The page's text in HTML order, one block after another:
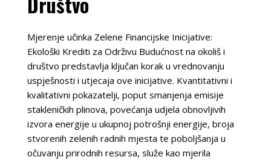
Mjerenje učinka Zelene Financijske Inicijative:
Ekološki Krediti za Održivu Budućnost na okoliš i
društvo predstavlja ključan korak u vrednovanju
uspješnosti i utjecaja ove inicijative. Kvantitativni i
kvalitativni pokazatelji, poput smanjenja emisije
stakleničkih plinova, povećanja udjela obnovljivih
izvora energije u ukupnoj potrošnji energije, broja
stvorenih zelenih radnih mjesta te poboljšanja u
očuvanju prirodnih resursa, služe kao mjerila